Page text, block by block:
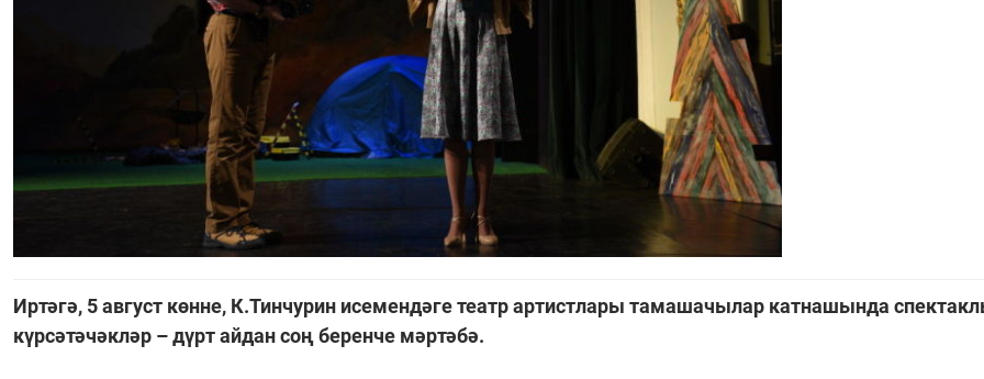
Иртәгә, 5 август көнне, К.Тинчурин исемендәге театр артистлары тамашачылар катнашында
күрсәтәчәкләр – дүрт айдан соң беренче мәртәбә.